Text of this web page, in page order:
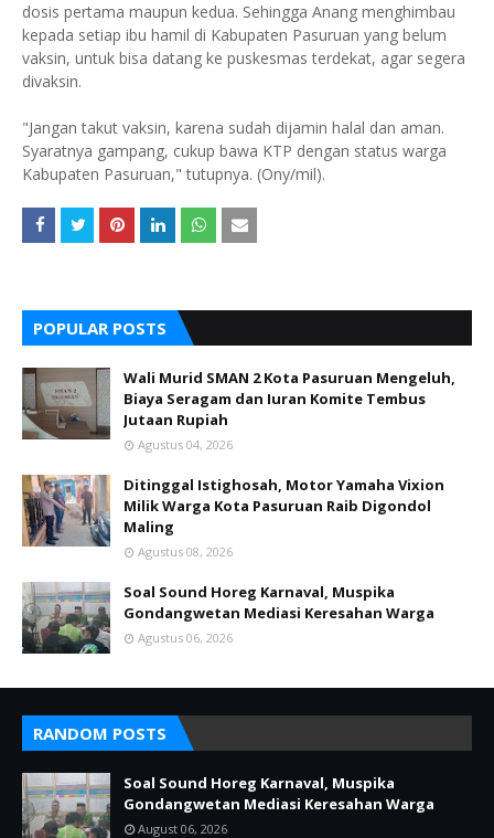
dosis pertama maupun kedua. Sehingga Anang menghimbau
kepada setiap ibu hamil di Kabupaten Pasuruan yang belum
vaksin, untuk bisa datang ke puskesmas terdekat, agar segera
divaksin.
"Jangan takut vaksin, karena sudah dijamin halal dan aman.
Syaratnya gampang, cukup bawa KTP dengan status warga
Kabupaten Pasuruan," tutupnya. (Ony/mil).
POPULAR POSTS
Wali Murid SMAN 2 Kota Pasuruan Mengeluh,
Biaya Seragam dan Iuran Komite Tembus
Jutaan Rupiah
Agustus 04, 2026
Ditinggal Istighosah, Motor Yamaha Vixion
Milik Warga Kota Pasuruan Raib Digondol
Maling
Agustus 08, 2026
Soal Sound Horeg Karnaval, Muspika
Gondangwetan Mediasi Keresahan Warga
Agustus 06, 2026
RANDOM POSTS
Soal Sound Horeg Karnaval, Muspika
Gondangwetan Mediasi Keresahan Warga
August 06, 2026